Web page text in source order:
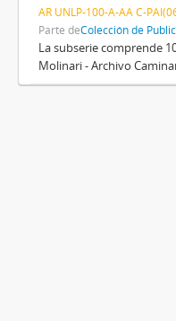
AR UNLP-100-A-AA C-
Parte deColección de
La subserie comprende
Molinari - Archivo